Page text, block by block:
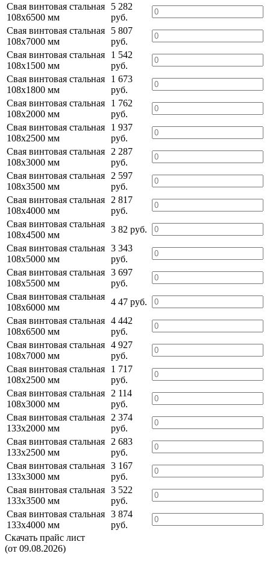
Свая винтовая стальная
108х6500 мм
5 282
руб.
Свая винтовая стальная
108х7000 мм
5 807
руб.
Свая винтовая стальная
108х1500 мм
1 542
руб.
Свая винтовая стальная
108х1800 мм
1 673
руб.
Свая винтовая стальная
108х2000 мм
1 762
руб.
Свая винтовая стальная
108х2500 мм
1 937
руб.
Свая винтовая стальная
108х3000 мм
2 287
руб.
Свая винтовая стальная
108х3500 мм
2 597
руб.
Свая винтовая стальная
108х4000 мм
2 817
руб.
Свая винтовая стальная
108х4500 мм
3 82 руб.
Свая винтовая стальная
108х5000 мм
3 343
руб.
Свая винтовая стальная
108х5500 мм
3 697
руб.
Свая винтовая стальная
108х6000 мм
4 47 руб.
Свая винтовая стальная
108х6500 мм
4 442
руб.
Свая винтовая стальная
108х7000 мм
4 927
руб.
Свая винтовая стальная
108х2500 мм
1 717
руб.
Свая винтовая стальная
108х3000 мм
2 114
руб.
Свая винтовая стальная
133х2000 мм
2 374
руб.
Свая винтовая стальная
133х2500 мм
2 683
руб.
Свая винтовая стальная
133х3000 мм
3 167
руб.
Свая винтовая стальная
133х3500 мм
3 522
руб.
Свая винтовая стальная
133х4000 мм
3 874
руб.
Скачать прайс лист
(от 09.08.2026)